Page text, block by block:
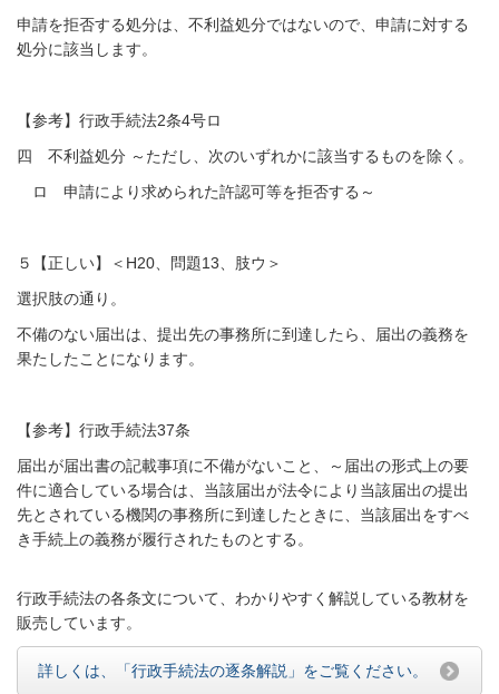
申請を拒否する処分は、不利益処分ではないので、申請に対する
処分に該当します。
【参考】行政手続法2条4号ロ
四 不利益処分 ～ただし、次のいずれかに該当するものを除く。
ロ 申請により求められた許認可等を拒否する～
５【正しい】＜H20、問題13、肢ウ＞
選択肢の通り。
不備のない届出は、提出先の事務所に到達したら、届出の義務を
果たしたことになります。
【参考】行政手続法37条
届出が届出書の記載事項に不備がないこと、～届出の形式上の要
件に適合している場合は、当該届出が法令により当該届出の提出
先とされている機関の事務所に到達したときに、当該届出をすべ
き手続上の義務が履行されたものとする。
行政手続法の各条文について、わかりやすく解説している教材を
販売しています。
詳しくは、「行政手続法の逐条解説」をご覧ください。